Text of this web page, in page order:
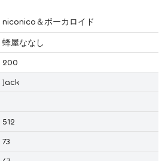
niconico＆ボーカロイド
蜂屋ななし
200
Jack
512
73